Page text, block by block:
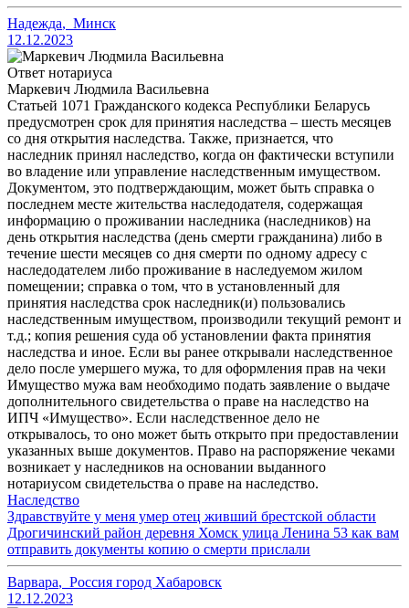
Надежда, Минск
12.12.2023
Ответ нотариуса
Маркевич Людмила Васильевна
Статьей 1071 Гражданского кодекса Республики Беларусь
предусмотрен срок для принятия наследства – шесть месяцев
со дня открытия наследства. Также, признается, что
наследник принял наследство, когда он фактически вступили
во владение или управление наследственным имуществом.
Документом, это подтверждающим, может быть справка о
последнем месте жительства наследодателя, содержащая
информацию о проживании наследника (наследников) на
день открытия наследства (день смерти гражданина) либо в
течение шести месяцев со дня смерти по одному адресу с
наследодателем либо проживание в наследуемом жилом
помещении; справка о том, что в установленный для
принятия наследства срок наследник(и) пользовались
наследственным имуществом, производили текущий ремонт и
т.д.; копия решения суда об установлении факта принятия
наследства и иное. Если вы ранее открывали наследственное
дело после умершего мужа, то для оформления прав на чеки
Имущество мужа вам необходимо подать заявление о выдаче
дополнительного свидетельства о праве на наследство на
ИПЧ «Имущество». Если наследственное дело не
открывалось, то оно может быть открыто при предоставлении
указанных выше документов. Право на распоряжение чеками
возникает у наследников на основании выданного
нотариусом свидетельства о праве на наследство.
Наследство
Здравствуйте у меня умер отец живший брестской области
Дрогичинский район деревня Хомск улица Ленина 53 как вам
отправить документы копию о смерти прислали
Варвара, Россия город Хабаровск
12.12.2023